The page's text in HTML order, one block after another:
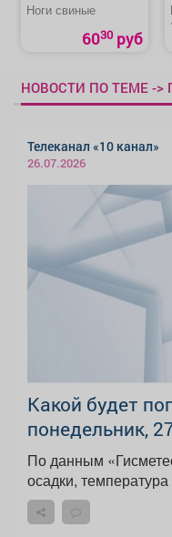
Ноги свиные
6030 руб
НОВОСТИ ПО ТЕМЕ -
Телеканал «10 канал»
26.07.2026
Какой будет
понедельник,
По данным «Гисметео», будет облачно,